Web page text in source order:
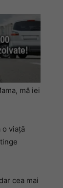
mă iei
o viață
cea mai